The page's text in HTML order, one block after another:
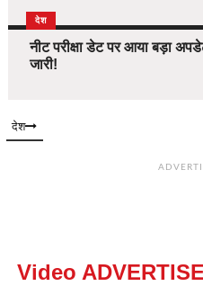
देश
नीट परीक्षा डेट पर आया बड़ा
जारी!
देश
Video